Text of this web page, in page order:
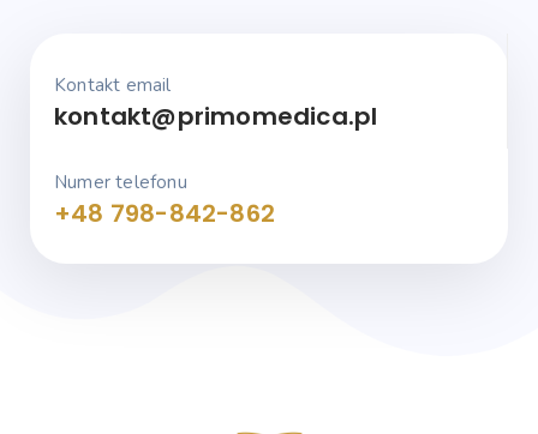
Kontakt email
kontakt@primomedica.pl
Numer telefonu
+48 798-842-862